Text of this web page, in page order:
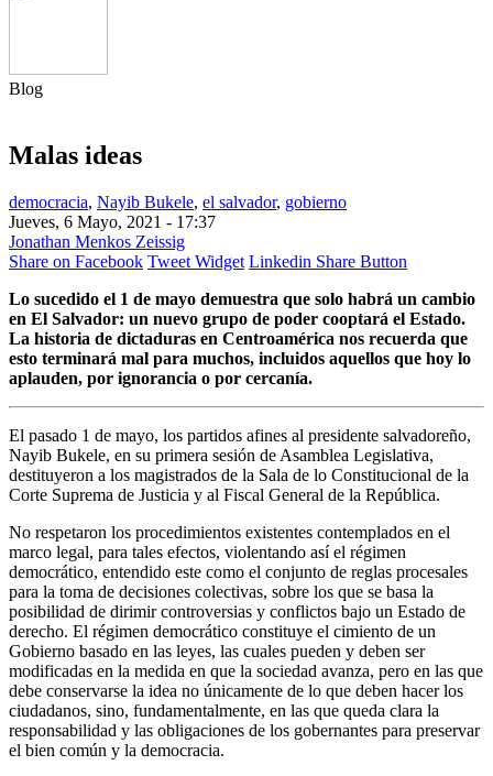
Blog
Malas ideas
democracia, Nayib Bukele, el salvador, gobierno
Jueves, 6 Mayo, 2021 - 17:37
Jonathan Menkos Zeissig
Share on Facebook Tweet Widget Linkedin Share Button
Lo sucedido el 1 de mayo demuestra que solo habrá un cambio
en El Salvador: un nuevo grupo de poder cooptará el Estado.
La historia de dictaduras en Centroamérica nos recuerda que
esto terminará mal para muchos, incluidos aquellos que hoy lo
aplauden, por ignorancia o por cercanía.
El pasado 1 de mayo, los partidos afines al presidente salvadoreño,
Nayib Bukele, en su primera sesión de Asamblea Legislativa,
destituyeron a los magistrados de la Sala de lo Constitucional de la
Corte Suprema de Justicia y al Fiscal General de la República.
No respetaron los procedimientos existentes contemplados en el
marco legal, para tales efectos, violentando así el régimen
democrático, entendido este como el conjunto de reglas procesales
para la toma de decisiones colectivas, sobre los que se basa la
posibilidad de dirimir controversias y conflictos bajo un Estado de
derecho. El régimen democrático constituye el cimiento de un
Gobierno basado en las leyes, las cuales pueden y deben ser
modificadas en la medida en que la sociedad avanza, pero en las que
debe conservarse la idea no únicamente de lo que deben hacer los
ciudadanos, sino, fundamentalmente, en las que queda clara la
responsabilidad y las obligaciones de los gobernantes para preservar
el bien común y la democracia.